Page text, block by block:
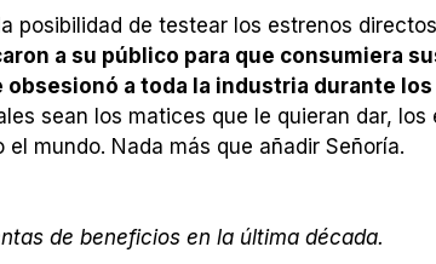
posibilidad de testear los estrenos
a su público para que consumiera
a toda la industria durante
sean los matices que le quieran dar,
mundo. Nada más que añadir Señoría.
de beneficios en la última década.